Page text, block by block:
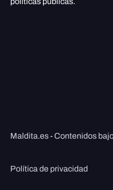
Maldita.es - Contenidos
Política de privacidad